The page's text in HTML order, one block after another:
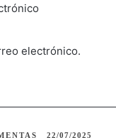
electrónico.
22/07/2025